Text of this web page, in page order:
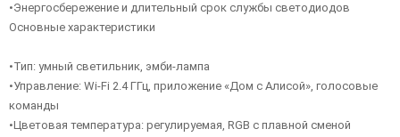
•Энергосбережение и длительный срок службы светодиодов
Основные характеристики
•Тип: умный светильник, эмби-лампа
•Управление: Wi-Fi 2.4 ГГц, приложение «Дом с Алисой», голосовые
команды
•Цветовая температура: регулируемая, RGB с плавной сменой